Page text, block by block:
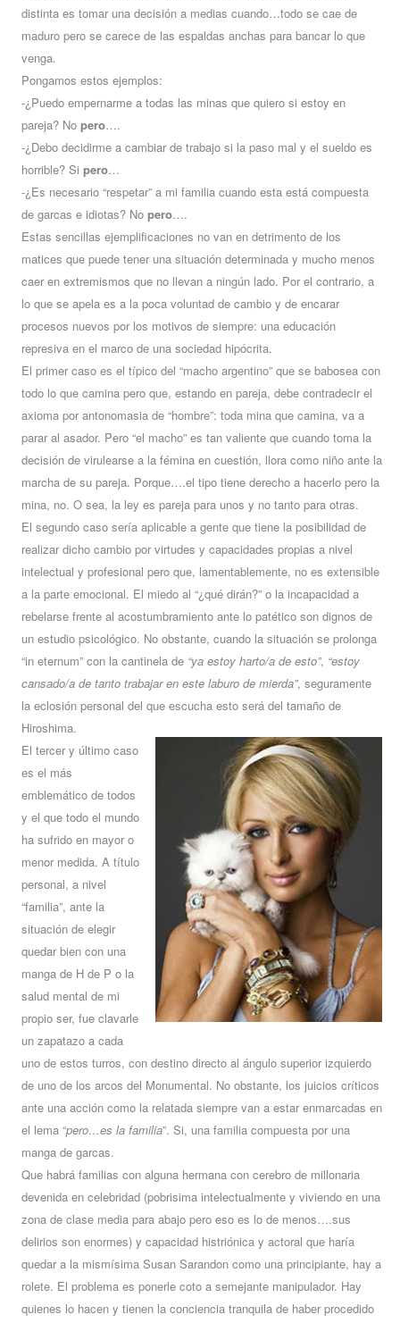
distinta es tomar una decisión a medias cuando…todo se cae de
maduro pero se carece de las espaldas anchas para bancar lo que
venga.
Pongamos estos ejemplos:
-¿Puedo empernarme a todas las minas que quiero si estoy en
pareja? No pero….
-¿Debo decidirme a cambiar de trabajo si la paso mal y el sueldo es
horrible? Si pero…
-¿Es necesario “respetar” a mi familia cuando esta está compuesta
de garcas e idiotas? No pero….
Estas sencillas ejemplificaciones no van en detrimento de los
matices que puede tener una situación determinada y mucho menos
caer en extremismos que no llevan a ningún lado. Por el contrario, a
lo que se apela es a la poca voluntad de cambio y de encarar
procesos nuevos por los motivos de siempre: una educación
represiva en el marco de una sociedad hipócrita.
El primer caso es el típico del “macho argentino” que se babosea con
todo lo que camina pero que, estando en pareja, debe contradecir el
axioma por antonomasia de “hombre”: toda mina que camina, va a
parar al asador. Pero “el macho” es tan valiente que cuando toma la
decisión de virulearse a la fémina en cuestión, llora como niño ante la
marcha de su pareja. Porque….el tipo tiene derecho a hacerlo pero la
mina, no. O sea, la ley es pareja para unos y no tanto para otras.
El segundo caso sería aplicable a gente que tiene la posibilidad de
realizar dicho cambio por virtudes y capacidades propias a nivel
intelectual y profesional pero que, lamentablemente, no es extensible
a la parte emocional. El miedo al “¿qué dirán?” o la incapacidad a
rebelarse frente al acostumbramiento ante lo patético son dignos de
un estudio psicológico. No obstante, cuando la situación se prolonga
“in eternum” con la cantinela de “ya estoy harto/a de esto”, “estoy
cansado/a de tanto trabajar en este laburo de mierda”, seguramente
la eclosión personal del que escucha esto será del tamaño de
Hiroshima.
El tercer y último caso
es el más
emblemático de todos
y el que todo el mundo
ha sufrido en mayor o
menor medida. A título
personal, a nivel
“familia”, ante la
situación de elegir
quedar bien con una
manga de H de P o la
salud mental de mi
propio ser, fue clavarle
un zapatazo a cada
uno de estos turros, con destino directo al ángulo superior izquierdo
de uno de los arcos del Monumental. No obstante, los juicios críticos
ante una acción como la relatada siempre van a estar enmarcadas en
el lema “pero…es la familia”. Si, una familia compuesta por una
manga de garcas.
Que habrá familias con alguna hermana con cerebro de millonaria
devenida en celebridad (pobrisima intelectualmente y viviendo en una
zona de clase media para abajo pero eso es lo de menos….sus
delirios son enormes) y capacidad histriónica y actoral que haría
quedar a la mismísima Susan Sarandon como una principiante, hay a
rolete. El problema es ponerle coto a semejante manipulador. Hay
quienes lo hacen y tienen la conciencia tranquila de haber procedido